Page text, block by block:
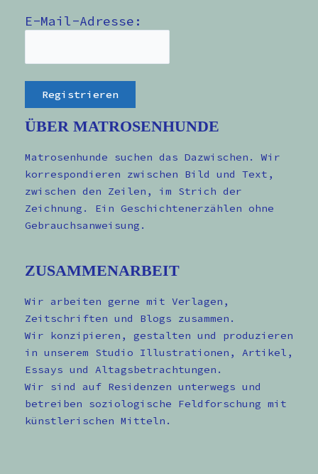
E-Mail-Adresse:
ÜBER MATROSENHUNDE
Matrosenhunde suchen das Dazwischen. Wir
korrespondieren zwischen Bild und Text,
zwischen den Zeilen, im Strich der
Zeichnung. Ein Geschichtenerzählen ohne
Gebrauchsanweisung.
ZUSAMMENARBEIT
Wir arbeiten gerne mit Verlagen,
Zeitschriften und Blogs zusammen.
Wir konzipieren, gestalten und produzieren
in unserem Studio Illustrationen, Artikel,
Essays und Altagsbetrachtungen.
Wir sind auf Residenzen unterwegs und
betreiben soziologische Feldforschung mit
künstlerischen Mitteln.